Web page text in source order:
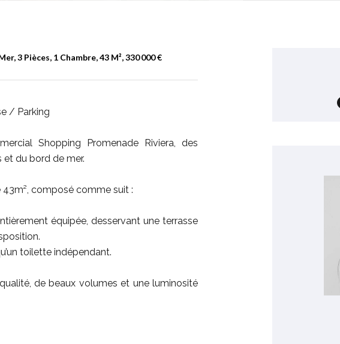
3 Pièces, 1 Chambre, 43 M², 330 000 €
/ Parking
Shopping Promenade Riviera, des
du bord de mer.
43m², composé comme suit :
équipée, desservant une terrasse
toilette indépendant.
de beaux volumes et une luminosité